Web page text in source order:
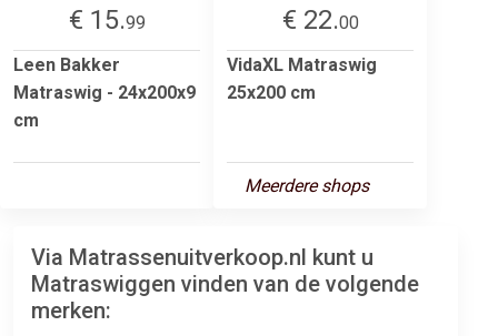
€ 15.99
Leen Bakker
Matraswig - 24x200x9
cm
€ 22.00
VidaXL Matraswig
25x200 cm
Meerdere shops
Via Matrassenuitverkoop.nl kunt u
Matraswiggen vinden van de volgende
merken: